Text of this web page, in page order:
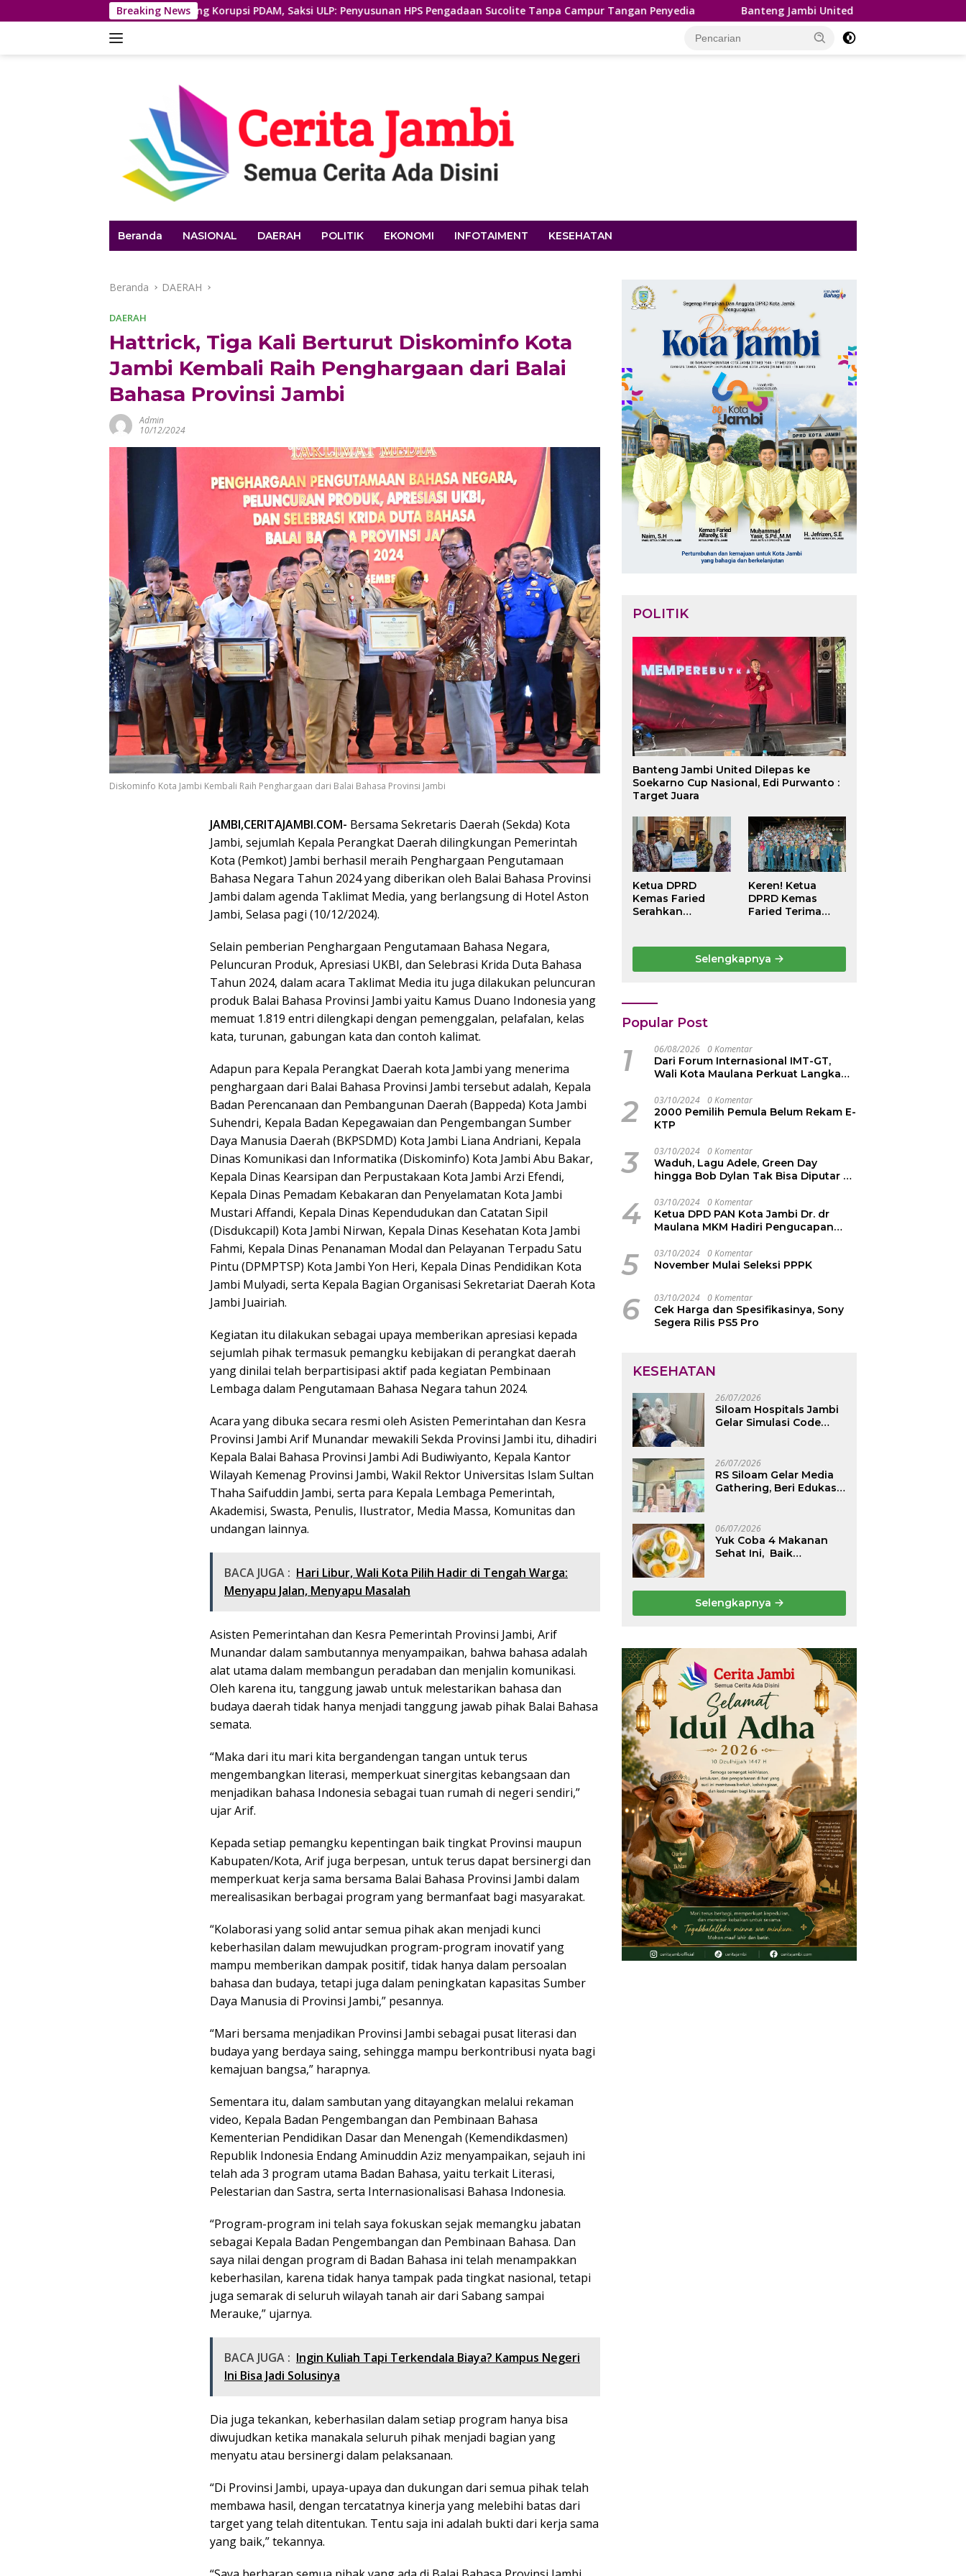
ke
Breaking News
Sidang Korupsi PDAM, Saksi ULP: Penyusunan HPS Pengadaan Sucolite Tanpa Campur Tangan Penyedia Banteng Jambi United Dilepas ke Soekarno Cup Nasional, Edi
Beranda NASIONAL DAERAH POLITIK EKONOMI INFOTAIMENT KESEHATAN
Beranda DAERAH
DAERAH
Hattrick, Tiga Kali Berturut Diskominfo Kota
Jambi Kembali Raih Penghargaan dari Balai
Bahasa Provinsi Jambi
Admin
10/12/2024
Diskominfo Kota Jambi Kembali Raih Penghargaan dari Balai Bahasa Provinsi Jambi
JAMBI,CERITAJAMBI.COM- Bersama Sekretaris Daerah (Sekda) Kota
Jambi, sejumlah Kepala Perangkat Daerah dilingkungan Pemerintah
Kota (Pemkot) Jambi berhasil meraih Penghargaan Pengutamaan
Bahasa Negara Tahun 2024 yang diberikan oleh Balai Bahasa Provinsi
Jambi dalam agenda Taklimat Media, yang berlangsung di Hotel Aston
Jambi, Selasa pagi (10/12/2024).
Selain pemberian Penghargaan Pengutamaan Bahasa Negara,
Peluncuran Produk, Apresiasi UKBI, dan Selebrasi Krida Duta Bahasa
Tahun 2024, dalam acara Taklimat Media itu juga dilakukan peluncuran
produk Balai Bahasa Provinsi Jambi yaitu Kamus Duano Indonesia yang
memuat 1.819 entri dilengkapi dengan pemenggalan, pelafalan, kelas
kata, turunan, gabungan kata dan contoh kalimat.
Adapun para Kepala Perangkat Daerah kota Jambi yang menerima
penghargaan dari Balai Bahasa Provinsi Jambi tersebut adalah, Kepala
Badan Perencanaan dan Pembangunan Daerah (Bappeda) Kota Jambi
Suhendri, Kepala Badan Kepegawaian dan Pengembangan Sumber
Daya Manusia Daerah (BKPSDMD) Kota Jambi Liana Andriani, Kepala
Dinas Komunikasi dan Informatika (Diskominfo) Kota Jambi Abu Bakar,
Kepala Dinas Kearsipan dan Perpustakaan Kota Jambi Arzi Efendi,
Kepala Dinas Pemadam Kebakaran dan Penyelamatan Kota Jambi
Mustari Affandi, Kepala Dinas Kependudukan dan Catatan Sipil
(Disdukcapil) Kota Jambi Nirwan, Kepala Dinas Kesehatan Kota Jambi
Fahmi, Kepala Dinas Penanaman Modal dan Pelayanan Terpadu Satu
Pintu (DPMPTSP) Kota Jambi Yon Heri, Kepala Dinas Pendidikan Kota
Jambi Mulyadi, serta Kepala Bagian Organisasi Sekretariat Daerah Kota
Jambi Juairiah.
Kegiatan itu dilakukan sebagai upaya memberikan apresiasi kepada
sejumlah pihak termasuk pemangku kebijakan di perangkat daerah
yang dinilai telah berpartisipasi aktif pada kegiatan Pembinaan
Lembaga dalam Pengutamaan Bahasa Negara tahun 2024.
Acara yang dibuka secara resmi oleh Asisten Pemerintahan dan Kesra
Provinsi Jambi Arif Munandar mewakili Sekda Provinsi Jambi itu, dihadiri
Kepala Balai Bahasa Provinsi Jambi Adi Budiwiyanto, Kepala Kantor
Wilayah Kemenag Provinsi Jambi, Wakil Rektor Universitas Islam Sultan
Thaha Saifuddin Jambi, serta para Kepala Lembaga Pemerintah,
Akademisi, Swasta, Penulis, Ilustrator, Media Massa, Komunitas dan
undangan lainnya.
BACA JUGA : Hari Libur, Wali Kota Pilih Hadir di Tengah Warga:
Menyapu Jalan, Menyapu Masalah
Asisten Pemerintahan dan Kesra Pemerintah Provinsi Jambi, Arif
Munandar dalam sambutannya menyampaikan, bahwa bahasa adalah
alat utama dalam membangun peradaban dan menjalin komunikasi.
Oleh karena itu, tanggung jawab untuk melestarikan bahasa dan
budaya daerah tidak hanya menjadi tanggung jawab pihak Balai Bahasa
semata.
“Maka dari itu mari kita bergandengan tangan untuk terus
mengembangkan literasi, memperkuat sinergitas kebangsaan dan
menjadikan bahasa Indonesia sebagai tuan rumah di negeri sendiri,”
ujar Arif.
Kepada setiap pemangku kepentingan baik tingkat Provinsi maupun
Kabupaten/Kota, Arif juga berpesan, untuk terus dapat bersinergi dan
memperkuat kerja sama bersama Balai Bahasa Provinsi Jambi dalam
merealisasikan berbagai program yang bermanfaat bagi masyarakat.
“Kolaborasi yang solid antar semua pihak akan menjadi kunci
keberhasilan dalam mewujudkan program-program inovatif yang
mampu memberikan dampak positif, tidak hanya dalam persoalan
bahasa dan budaya, tetapi juga dalam peningkatan kapasitas Sumber
Daya Manusia di Provinsi Jambi,” pesannya.
“Mari bersama menjadikan Provinsi Jambi sebagai pusat literasi dan
budaya yang berdaya saing, sehingga mampu berkontribusi nyata bagi
kemajuan bangsa,” harapnya.
Sementara itu, dalam sambutan yang ditayangkan melalui rekaman
video, Kepala Badan Pengembangan dan Pembinaan Bahasa
Kementerian Pendidikan Dasar dan Menengah (Kemendikdasmen)
Republik Indonesia Endang Aminuddin Aziz menyampaikan, sejauh ini
telah ada 3 program utama Badan Bahasa, yaitu terkait Literasi,
Pelestarian dan Sastra, serta Internasionalisasi Bahasa Indonesia.
“Program-program ini telah saya fokuskan sejak memangku jabatan
sebagai Kepala Badan Pengembangan dan Pembinaan Bahasa. Dan
saya nilai dengan program di Badan Bahasa ini telah menampakkan
keberhasilan, karena tidak hanya tampak pada tingkat nasional, tetapi
juga semarak di seluruh wilayah tanah air dari Sabang sampai
Merauke,” ujarnya.
BACA JUGA : Ingin Kuliah Tapi Terkendala Biaya? Kampus Negeri
Ini Bisa Jadi Solusinya
Dia juga tekankan, keberhasilan dalam setiap program hanya bisa
diwujudkan ketika manakala seluruh pihak menjadi bagian yang
menyatu atau bersinergi dalam pelaksanaan.
“Di Provinsi Jambi, upaya-upaya dan dukungan dari semua pihak telah
membawa hasil, dengan tercatatnya kinerja yang melebihi batas dari
target yang telah ditentukan. Tentu saja ini adalah bukti dari kerja sama
yang baik,” tekannya.
POLITIK
Banteng Jambi United Dilepas ke
Soekarno Cup Nasional, Edi Purwanto :
Target Juara
Ketua DPRD
Kemas Faried
Serahkan
BPJS
Ketenagakerjaan
Rp 42 Juta
Keren! Ketua
DPRD Kemas
Faried Terima
Bintang
Semangat Rimba
Emas dari
Selengkapnya
Popular Post
1 06/08/2026 0 Komentar
Dari Forum Internasional IMT-GT,
Wali Kota Maulana Perkuat Langkah
2 03/10/2024 0 Komentar
2000 Pemilih Pemula Belum Rekam E-
KTP
3 03/10/2024 0 Komentar
Waduh, Lagu Adele, Green Day
hingga Bob Dylan Tak Bisa Diputar di
4 03/10/2024 0 Komentar
Ketua DPD PAN Kota Jambi Dr. dr
Maulana MKM Hadiri Pengucapan
Jambi
5 03/10/2024 0 Komentar
November Mulai Seleksi PPPK
6 03/10/2024 0 Komentar
Cek Harga dan Spesifikasinya, Sony
Segera Rilis PS5 Pro
KESEHATAN
26/07/2026
Siloam Hospitals Jambi
Gelar Simulasi Code
Darurat
26/07/2026
RS Siloam Gelar Media
Gathering, Beri Edukasi
Perut Berulang
06/07/2026
Yuk Coba 4 Makanan
Sehat Ini, Baik
Tetap Nyaman
Selengkapnya